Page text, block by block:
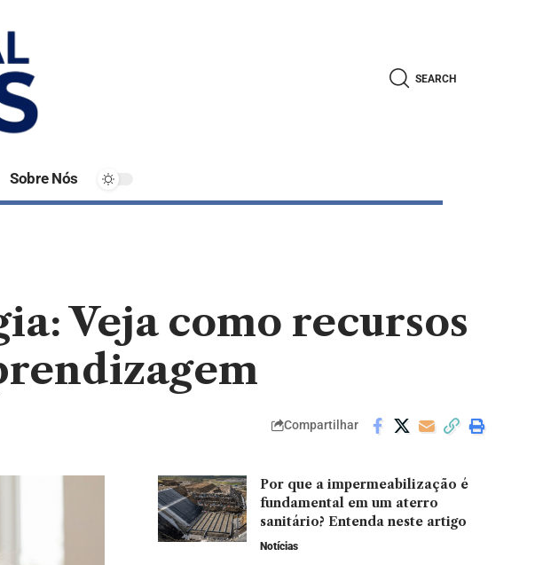
SEARCH
Sobre Nós
Veja como recursos
Compartilhar
Por que a impermeabilização é
fundamental em um aterro
sanitário? Entenda neste artigo
Notícias